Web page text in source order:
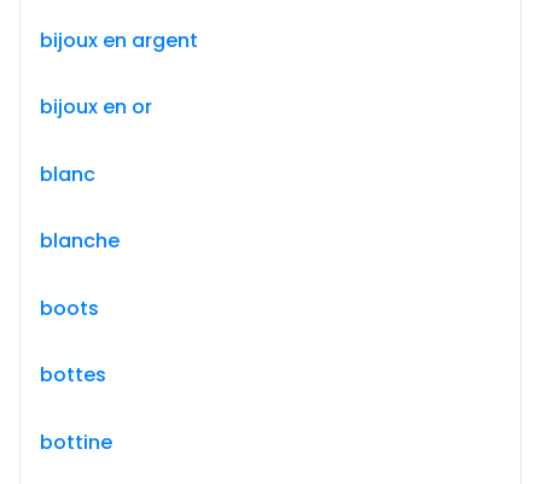
bijoux en argent
bijoux en or
blanc
blanche
boots
bottes
bottine